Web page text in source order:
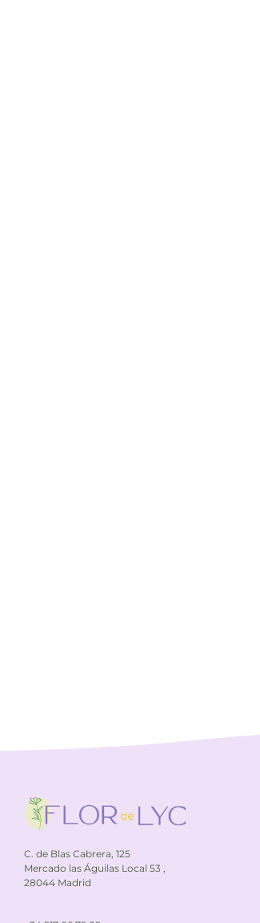
C. de Blas Cabrera, 125
Mercado las Águilas Local 53 ,
28044 Madrid